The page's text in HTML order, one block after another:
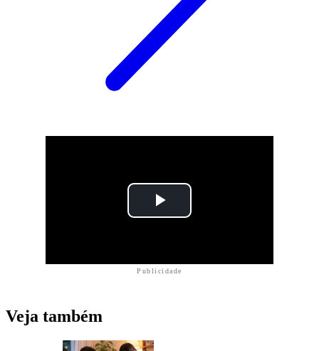
Publicidade
Veja também